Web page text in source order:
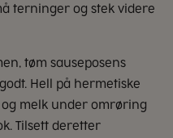
terninger og stek videre
tøm sauseposens
Hell på hermetiske
melk under omrøring
Tilsett deretter